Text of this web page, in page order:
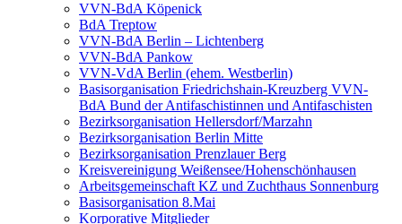
VVN-BdA Köpenick
BdA Treptow
VVN-BdA Berlin – Lichtenberg
VVN-BdA Pankow
VVN-VdA Berlin (ehem. Westberlin)
Basisorganisation Friedrichshain-Kreuzberg VVN-
BdA Bund der Antifaschistinnen und Antifaschisten
Bezirksorganisation Hellersdorf/Marzahn
Bezirksorganisation Berlin Mitte
Bezirksorganisation Prenzlauer Berg
Kreisvereinigung Weißensee/Hohenschönhausen
Arbeitsgemeinschaft KZ und Zuchthaus Sonnenburg
Basisorganisation 8.Mai
Korporative Mitglieder